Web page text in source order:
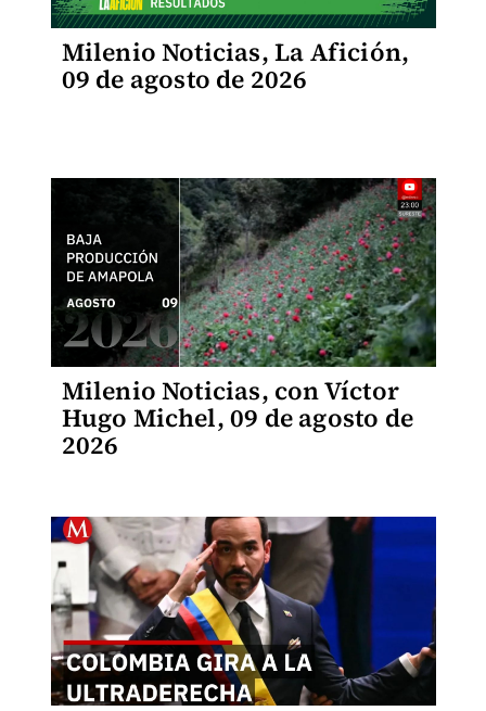
Milenio Noticias, La Afición,
09 de agosto de 2026
Milenio Noticias, con Víctor
Hugo Michel, 09 de agosto de
2026